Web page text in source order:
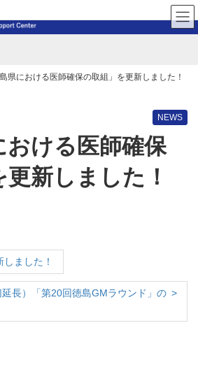
島県における医師確保の取組」を更新しました！
NEWS
おける医師確保
新しました！
ました！
延長）「第20回徳島GMラウンド」の